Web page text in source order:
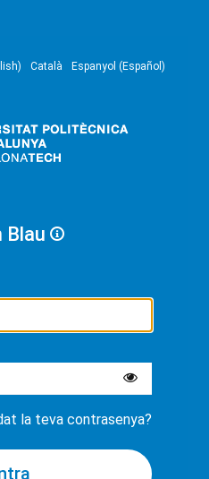
Català Espanyol (Español)
Blau
la teva contrasenya?